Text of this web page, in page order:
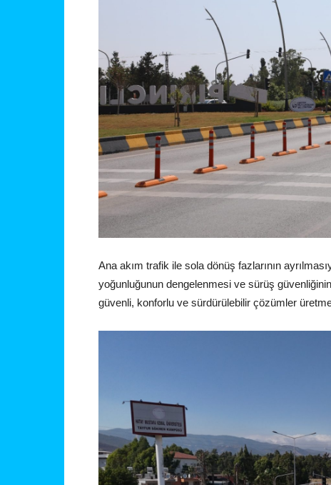
Ana akım trafik ile sola dönüş fazlarının
yoğunluğunun dengelenmesi ve sürüş
güvenli, konforlu ve sürdürülebilir çözümler